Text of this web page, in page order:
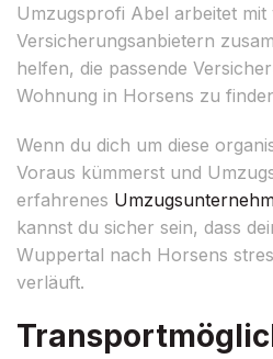
Umzugsprofi Abel arbeitet mit
Versicherungsanbietern
helfen, die passende
Wohnung in Horsens zu
Wenn du dich um diese
Voraus kümmerst und
erfahrenes
kannst du sicher sein, dass
Wuppertal nach Horsens
verläuft.